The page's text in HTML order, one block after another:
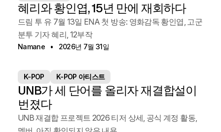
혜리와 황인엽, 15년 만에 재회하다
드림 투 유 7월 13일 ENA 첫 방송: 영화감독 황인엽, 고군
분투 기자 혜리, 12부작
Namane 2026년 7월 31일
K-POP K-POP 아티스트
UNB가 세 단어를 올리자 재결합설이
번졌다
UNB 재결합 프로젝트 2026 티저 상세, 공식 계정 활동,